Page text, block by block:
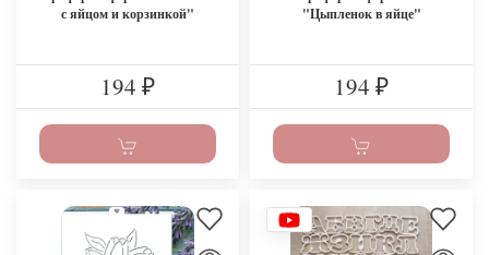
с яйцом и корзинкой"
194 ₽
"Цыпленок в яйце"
194 ₽